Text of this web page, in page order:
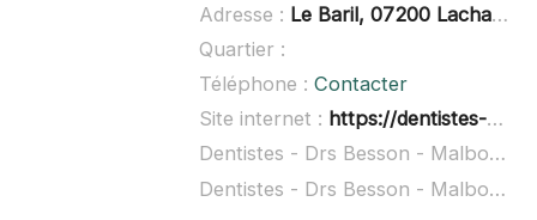
Adresse : Le Baril, 07200 Lachapelle-Sous-Aubenas
Quartier :
Téléphone : Contacter
Site internet : https://dentistes-besson-malbos-kazimierski.fr/
Dentistes - Drs Besson - Malbos - Kazimierski à domicile :
Dentistes - Drs Besson - Malbos - Kazimierski ouvert dimanche :